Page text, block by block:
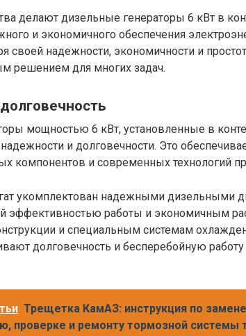
делают дизельные генераторы 6 кВт в
и экономичного обеспечения
своей надежности, экономичности и
решением для многих задач.
мощностью 6 кВт, установленные в
и долговечности. Это
компонентов и современных технологий
укомплектован надежными дизельными
эффективностью работы и экономичным
и специальным системам
долговечность и бесперебойную
Трещетка КамАЗ: инструкция по
проверке и ремонту тормозной системы